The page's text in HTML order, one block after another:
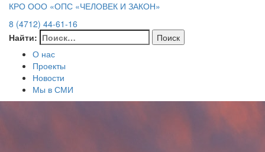
КРО ООО «ОПС «ЧЕЛОВЕК И ЗАКОН»
8 (4712) 44-61-16
Найти:
О нас
Проекты
Новости
Мы в СМИ